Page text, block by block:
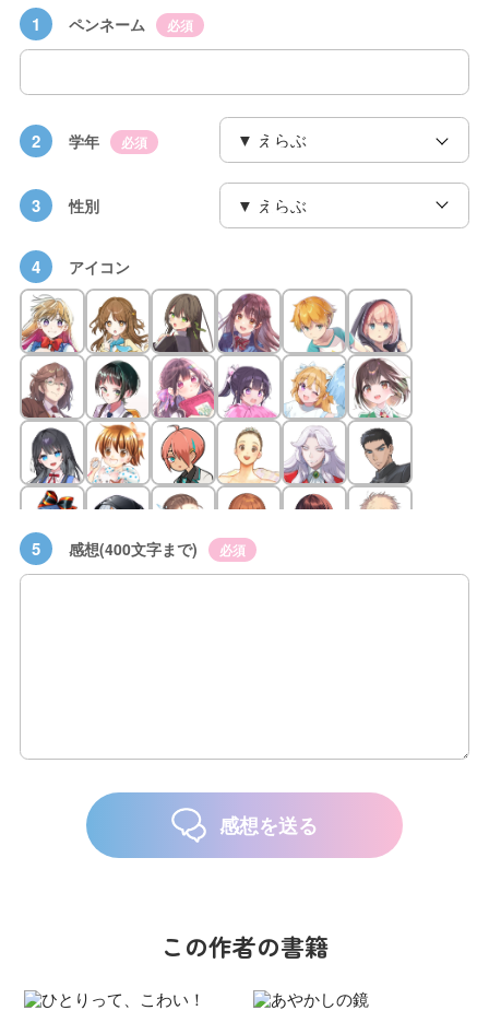
1 ペンネーム 必須
2 学年 必須
3 性別
4 アイコン
5 感想(400文字まで) 必須
感想を送る
この作者の書籍